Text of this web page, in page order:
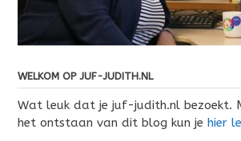
WELKOM OP JUF-JUDITH.NL
Wat leuk dat je juf-judith.nl bezoekt.
het ontstaan van dit blog kun je hier